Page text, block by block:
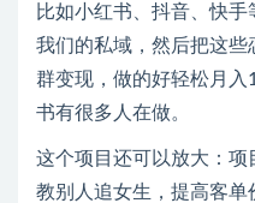
比如小红书、抖音、快手
我们的私域，然后把这些
群变现，做的好轻松月
书有很多人在做。
这个项目还可以放大：
教别人追女生，提高客